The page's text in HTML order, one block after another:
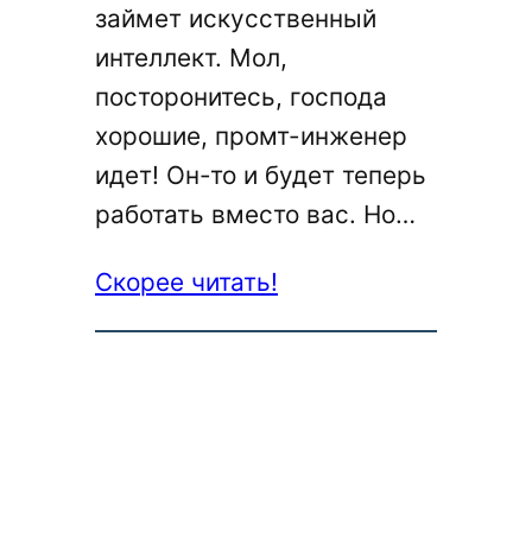
займет искусственный
интеллект. Мол,
посторонитесь, господа
хорошие, промт-инженер
идет! Он-то и будет теперь
работать вместо вас. Но…
Скорее читать!